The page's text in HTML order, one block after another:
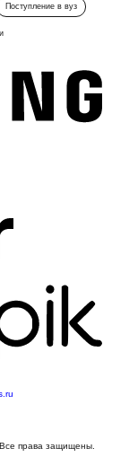
Поступление в вуз
права защищены.